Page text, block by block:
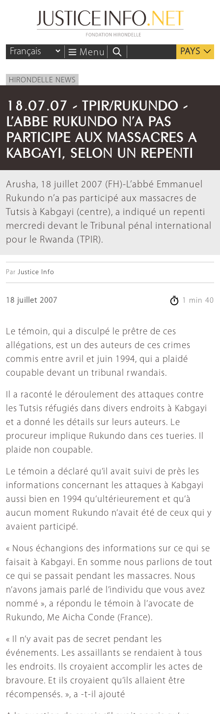
Menu PAYS
HIRONDELLE NEWS
18.07.07 - TPIR/RUKUNDO -
L’ABBE RUKUNDO N’A PAS
PARTICIPE AUX MASSACRES A
KABGAYI, SELON UN REPENTI
Arusha, 18 juillet 2007 (FH)-L’abbé Emmanuel
Rukundo n’a pas participé aux massacres de
Tutsis à Kabgayi (centre), a indiqué un repenti
mercredi devant le Tribunal pénal international
pour le Rwanda (TPIR).
Par Justice Info
18 juillet 2007 1 min 40
Le témoin, qui a disculpé le prêtre de ces
allégations, est un des auteurs de ces crimes
commis entre avril et juin 1994, qui a plaidé
coupable devant un tribunal rwandais.
Il a raconté le déroulement des attaques contre
les Tutsis réfugiés dans divers endroits à Kabgayi
et a donné les détails sur leurs auteurs. Le
procureur implique Rukundo dans ces tueries. Il
plaide non coupable.
Le témoin a déclaré qu’il avait suivi de près les
informations concernant les attaques à Kabgayi
aussi bien en 1994 qu’ultérieurement et qu’à
aucun moment Rukundo n’avait été de ceux qui y
avaient participé.
« Nous échangions des informations sur ce qui se
faisait à Kabgayi. En somme nous parlions de tout
ce qui se passait pendant les massacres. Nous
n’avons jamais parlé de l’individu que vous avez
nommé », a répondu le témoin à l’avocate de
Rukundo, Me Aicha Conde (France).
« Il n’y avait pas de secret pendant les
événements. Les assaillants se rendaient à tous
les endroits. Ils croyaient accomplir les actes de
bravoure. Et ils croyaient qu’ils allaient être
récompensés. », a -t-il ajouté